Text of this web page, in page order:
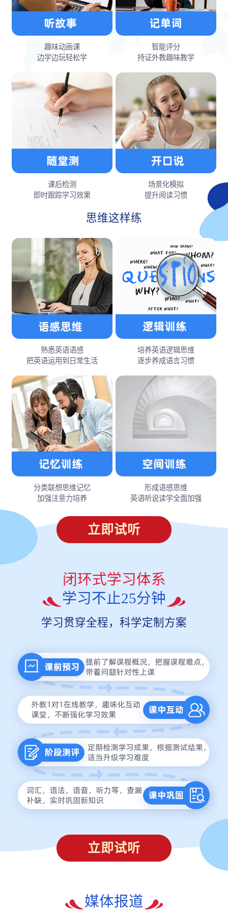
趣味动画课
边学边玩轻松学
智能评分
持证外教趣味教学
课后检测
即时跟踪学习效果
场景化模拟
提升阅读习惯
思维这样练
熟悉英语语感
把英语运用到日常生活
培养英语逻辑思维
逐步养成语言习惯
分类联想思维记忆
加强注意力培养
形成语感思维
英语听说读学全面加强
立即试听
闭环式学习体系
学习不止25分钟
学习贯穿全程，科学定制方案
立即试听
媒体报道